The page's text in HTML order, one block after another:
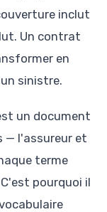
inclut
Un contrat
en
sinistre.
un document
— l'assureur et
terme
pourquoi il